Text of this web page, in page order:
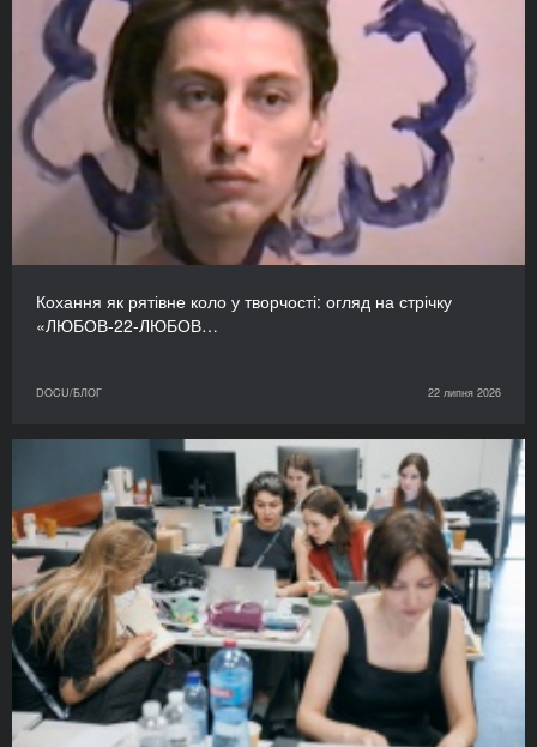
Кохання як рятівне коло у творчості: огляд на стрічку
«ЛЮБОВ-22-ЛЮБОВ…
DOCU/БЛОГ 22 липня 2026